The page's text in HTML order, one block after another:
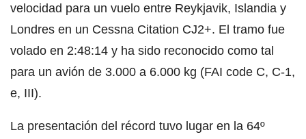
velocidad para un vuelo entre Reykjavik, Islandia y
Londres en un Cessna Citation CJ2+. El tramo fue
volado en 2:48:14 y ha sido reconocido como tal
para un avión de 3.000 a 6.000 kg (FAI code C, C-1,
e, III).
La presentación del récord tuvo lugar en la 64º